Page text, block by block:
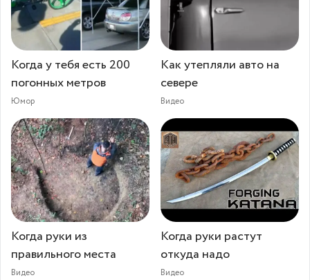
Когда у тебя есть 200
погонных метров
Юмор
Как утепляли авто на
севере
Видео
Когда руки из
правильного места
Видео
Когда руки растут
откуда надо
Видео